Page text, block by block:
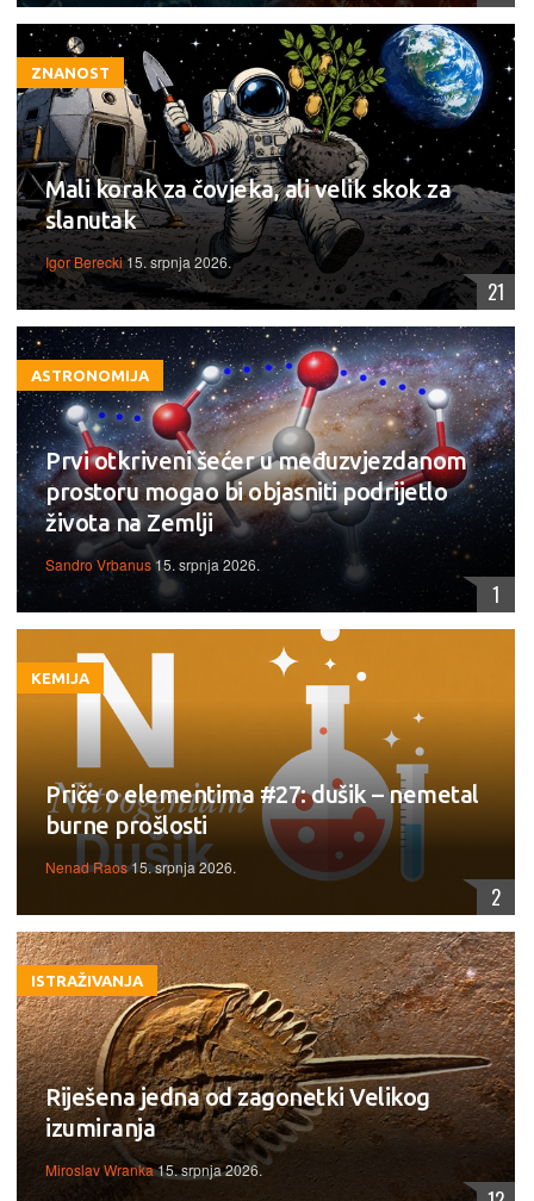
ZNANOST
Mali korak za čovjeka, ali velik skok za
slanutak
Igor Berecki15. srpnja 2026.
21
ASTRONOMIJA
Prvi otkriveni šećer u međuzvjezdanom
prostoru mogao bi objasniti podrijetlo
života na Zemlji
Sandro Vrbanus15. srpnja 2026.
1
KEMIJA
Priče o elementima #27: dušik – nemetal
burne prošlosti
Nenad Raos15. srpnja 2026.
2
ISTRAŽIVANJA
Riješena jedna od zagonetki Velikog
izumiranja
Miroslav Wranka15. srpnja 2026.